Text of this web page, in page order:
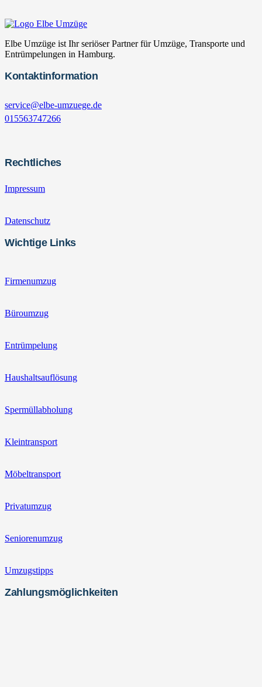
Elbe Umzüge ist Ihr seriöser Partner für Umzüge, Transporte und
Entrümpelungen in Hamburg.
Kontaktinformation
service@elbe-umzuege.de
015563747266
Rechtliches
Impressum
Datenschutz
Wichtige Links
Firmenumzug
Büroumzug
Entrümpelung
Haushaltsauflösung
Spermüllabholung
Kleintransport
Möbeltransport
Privatumzug
Seniorenumzug
Umzugstipps
Zahlungsmöglichkeiten